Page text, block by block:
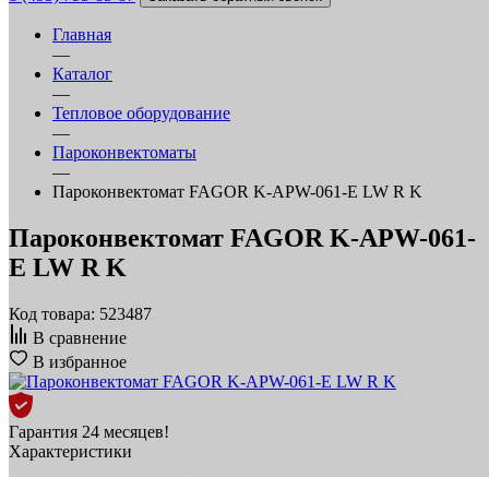
Главная
—
Каталог
—
Тепловое оборудование
—
Пароконвектоматы
—
Пароконвектомат FAGOR K-APW-061-E LW R K
Пароконвектомат FAGOR K-APW-061-
E LW R K
Код товара: 523487
В сравнение
В избранное
Гарантия 24 месяцев!
Характеристики